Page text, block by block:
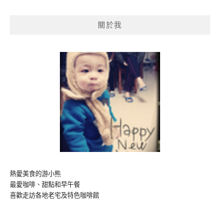
關於我
熱愛美食的游小熊
最愛咖啡、甜點和早午餐
喜歡走訪各地老宅及特色咖啡館